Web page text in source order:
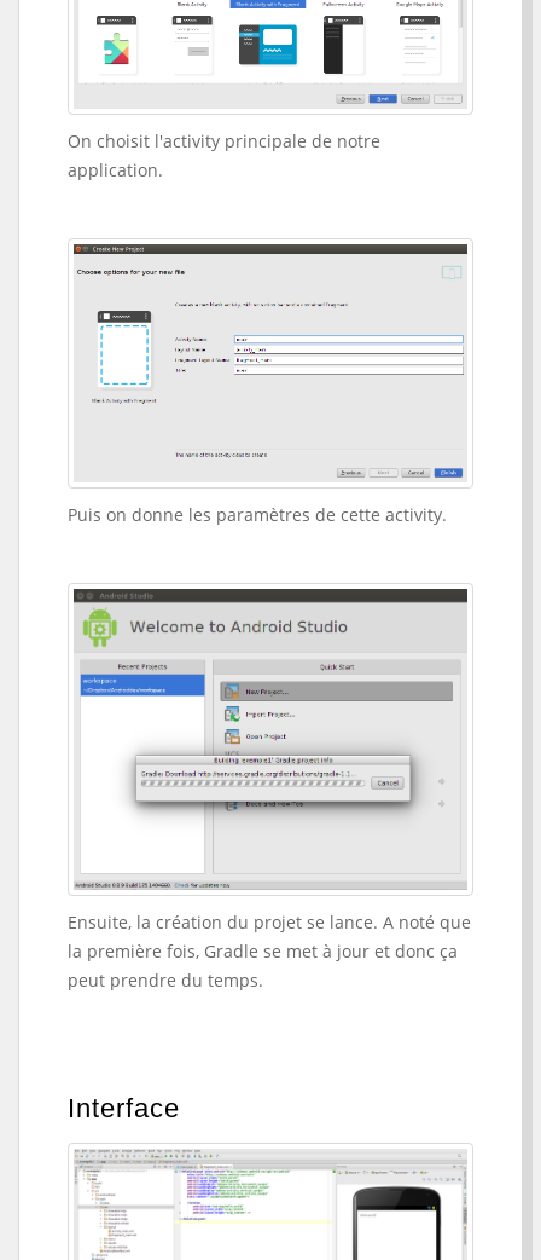
On choisit l'activity principale de notre
application.
Puis on donne les paramètres de cette activity.
Ensuite, la création du projet se lance. A noté que
la première fois, Gradle se met à jour et donc ça
peut prendre du temps.
Interface